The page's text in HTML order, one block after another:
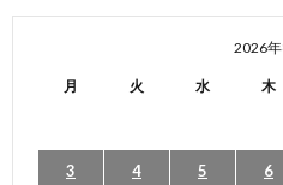
2026年
月 火 水 木
3 4 5 6